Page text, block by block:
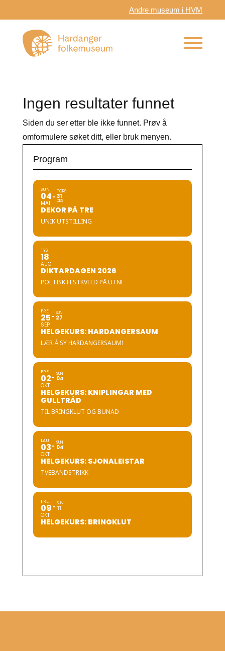
Andre museum i HVM
Ingen resultater funnet
Siden du ser etter ble ikke funnet. Prøv å
omformulere søket ditt, eller bruk menyen.
Program
SUN
04
MAI
TORS
31
DES
DEKOR PÅ TRE
UNIK UTSTILLING
TYS
18
AUG
DIKTARDAGEN 2026
POETISK FESTKVELD PÅ UTNE
FRE
25
SEP
SUN
27
HELGEKURS: HARDANGERSAUM
LÆR Å SY HARDANGERSAUM!
FRE
02
OKT
SUN
04
HELGEKURS: KNIPLINGAR MED
GULLTRÅD
TIL BRINGKLUT OG BUNAD
LAU
03
OKT
SUN
04
HELGEKURS: SJONALEISTAR
TVEBANDSTRIKK
FRE
09
OKT
SUN
11
HELGEKURS: BRINGKLUT